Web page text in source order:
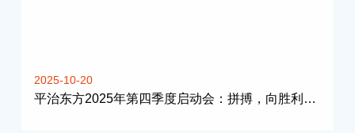
2025-10-20
平治东方2025年第四季度启动会：拼搏，向胜利冲锋